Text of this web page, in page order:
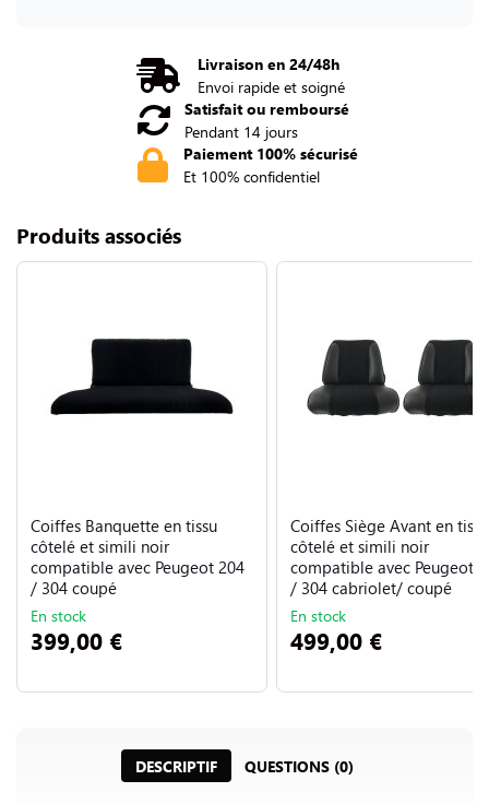
Livraison en 24/48h
Envoi rapide et soigné
Satisfait ou remboursé
Pendant 14 jours
Paiement 100% sécurisé
Et 100% confidentiel
Produits associés
Coiffes Banquette en tissu
côtelé et simili noir
compatible avec Peugeot 204
/ 304 coupé
En stock
399,00 €
Coiffes Siège Avant en tissu
côtelé et simili noir
compatible avec Peugeot
/ 304 cabriolet/ coupé
En stock
499,00 €
DESCRIPTIF QUESTIONS (0)